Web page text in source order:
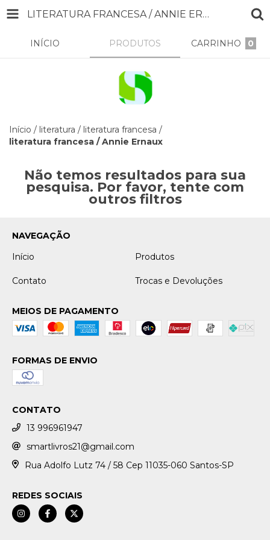
LITERATURA FRANCESA / ANNIE ERNAUX
INÍCIO PRODUTOS CARRINHO 0
Início / literatura / literatura francesa /
literatura francesa / Annie Ernaux
Não temos resultados para sua
pesquisa. Por favor, tente com
outros filtros
NAVEGAÇÃO
Início
Produtos
Contato Trocas e Devoluções
MEIOS DE PAGAMENTO
FORMAS DE ENVIO
CONTATO
13 996961947
smartlivros21@gmail.com
Rua Adolfo Lutz 74 / 58 Cep 11035-060 Santos-SP
REDES SOCIAIS